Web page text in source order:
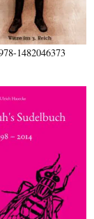
1482046373